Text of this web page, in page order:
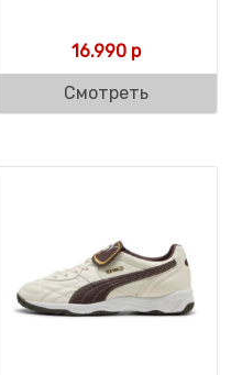
16.990р
Смотреть